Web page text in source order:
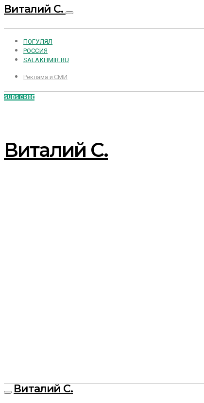
Виталий С.
ПОГУЛЯЛ
РОССИЯ
SALAKHMIR.RU
Реклама и СМИ
SUBSCRIBE
Виталий С.
Виталий С.